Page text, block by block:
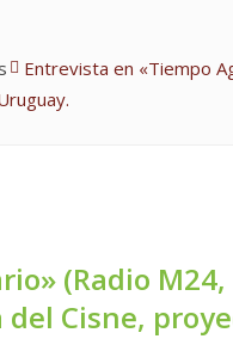
Entrevista en «Tiempo
(Radio
Cisne,